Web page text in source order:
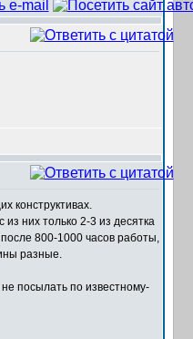
конструктивах.
них только 2-3 из десятка
800-1000 часов работы,
разные.
посылать по известному-